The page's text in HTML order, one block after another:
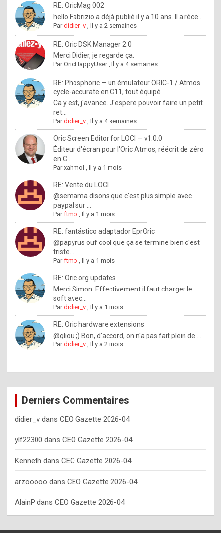
o
l
e
x
.
I
f
y
o
u
w
a
n
t
o
n
o
w
h
o
w
o
e
y
o
u
s
h
o
RE: OricMag 002
hello Fabrizio a déjà publié il y a 10 ans. Il a réce...
Pardidier_v ,Il y a 2 semaines
RE: Oric DSK Manager 2.0
Merci Didier, je regarde ça.
ParOricHappyUser,Il y a 4 semaines
RE: Phosphoric — un émulateur ORIC-1 / Atmos
cycle-accurate en C11, tout équipé
Ca y est, j'avance. J'espere pouvoir faire un petit
ret...
Pardidier_v ,Il y a 4 semaines
Oric Screen Editor for LOCI — v1.0.0
Éditeur d'écran pour l'Oric Atmos, réécrit de zéro
en C...
Parxahmol ,Il y a 1 mois
RE: Vente du LOCI
@semama disons que c'est plus simple avec
paypal sur ...
Parftmb ,Il y a 1 mois
RE: fantástico adaptador EprOric
@papyrus ouf cool que ça se termine bien c'est
triste...
Parftmb ,Il y a 1 mois
RE: Oric.org updates
Merci Simon. Effectivement il faut charger le
soft avec...
Pardidier_v ,Il y a 1 mois
RE: Oric hardware extensions
@gliou ;) Bon, d'accord, on n'a pas fait plein de ...
Pardidier_v ,Il y a 2 mois
Derniers Commentaires
didier_v dans CEO Gazette 2026-04
ylf22300 dans CEO Gazette 2026-04
Kenneth dans CEO Gazette 2026-04
arzooooo dans CEO Gazette 2026-04
AlainP dans CEO Gazette 2026-04